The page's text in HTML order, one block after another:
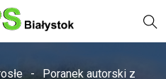
Poranek autorski z